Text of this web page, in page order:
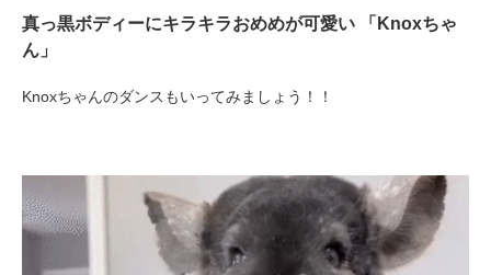
真っ黒ボディーにキラキラおめめが可愛い 「Knoxちゃ
ん」
Knoxちゃんのダンスもいってみましょう！！